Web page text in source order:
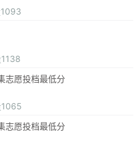
志愿投档最低分
1065
志愿投档最低分